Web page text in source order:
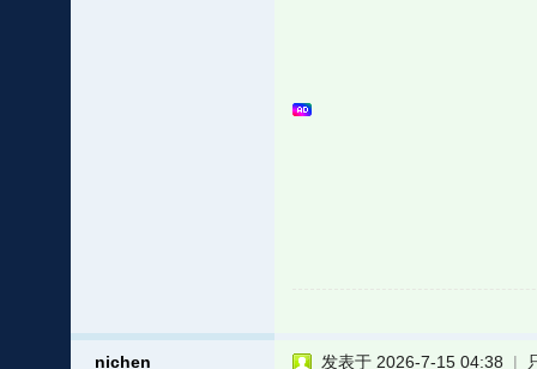
nichen 发表于 2026-7-15 04:38 |